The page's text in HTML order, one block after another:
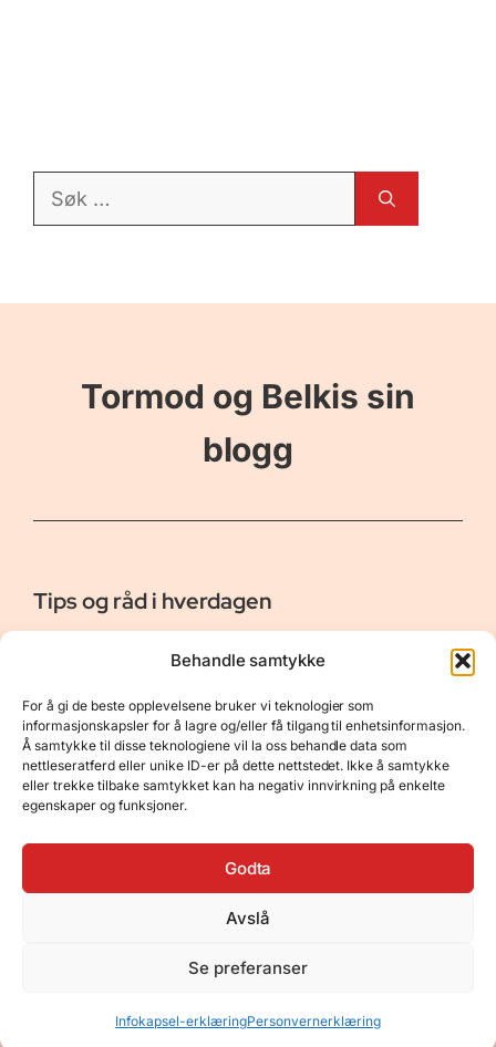
Behandle samtykke
For å gi de beste opplevelsene bruker vi teknologier som
informasjonskapsler for å lagre og/eller få tilgang til enhetsinformasjon.
Å samtykke til disse teknologiene vil la oss behandle data som
nettleseratferd eller unike ID-er på dette nettstedet. Ikke å samtykke
eller trekke tilbake samtykket kan ha negativ innvirkning på enkelte
egenskaper og funksjoner.
Godta
Avslå
Se preferanser
Infokapsel-erklæringPersonvernerklæring
Søk
Tormod og Belkis sin
blogg
Tips og råd i hverdagen
Er vår bloggside hvor vi ønsker å dele våre opplevelser og
gi deg råd og tips innen reiser, hotell - og restauranter,
naturopplevelser, personlig pleie, data, film og bøker m.m.
Nyttige Linker
Om oss
Kontakt
Resurser
Personvernerklæring
Opphavsrett
GeneratePress•Hosted by